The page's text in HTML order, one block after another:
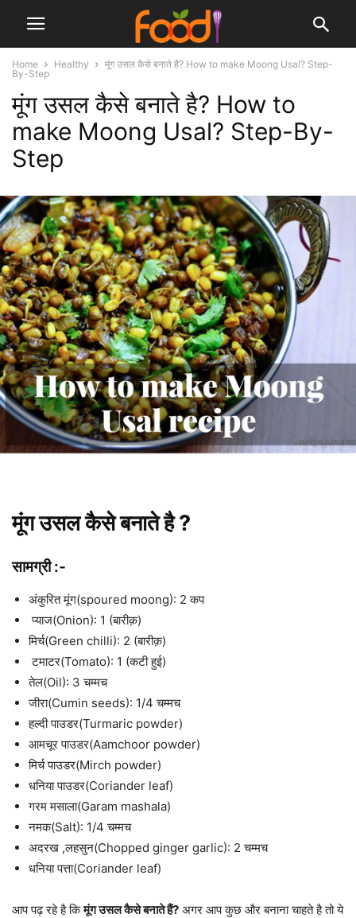
Home Healthy
मूंग उसल कैसे बनाते है? How to make Moong Usal? Step-
By-Step
मूंग उसल कैसे बनाते है? How to
make Moong Usal? Step-By-
Step
मूंग उसल कैसे बनाते है ?
सामग्री :-
अंकुरित मूंग(spoured moong): 2 कप
प्याज(Onion): 1 (बारीक़)
मिर्च(Green chilli): 2 (बारीक़)
टमाटर(Tomato): 1 (कटी हुई)
तेल(Oil): 3 चम्मच
जीरा(Cumin seeds): 1/4 चम्मच
हल्दी पाउडर(Turmaric powder)
आमचूर पाउडर(Aamchoor powder)
मिर्च पाउडर(Mirch powder)
धनिया पाउडर(Coriander leaf)
गरम मसाला(Garam mashala)
नमक(Salt): 1/4 चम्मच
अदरख ,लहसुन(Chopped ginger garlic): 2 चम्मच
धनिया पत्ता(Coriander leaf)
आप पढ़ रहे है किमूंग उसल कैसे बनाते हैं? अगर आप कुछ और बनाना चाहते है तो ये